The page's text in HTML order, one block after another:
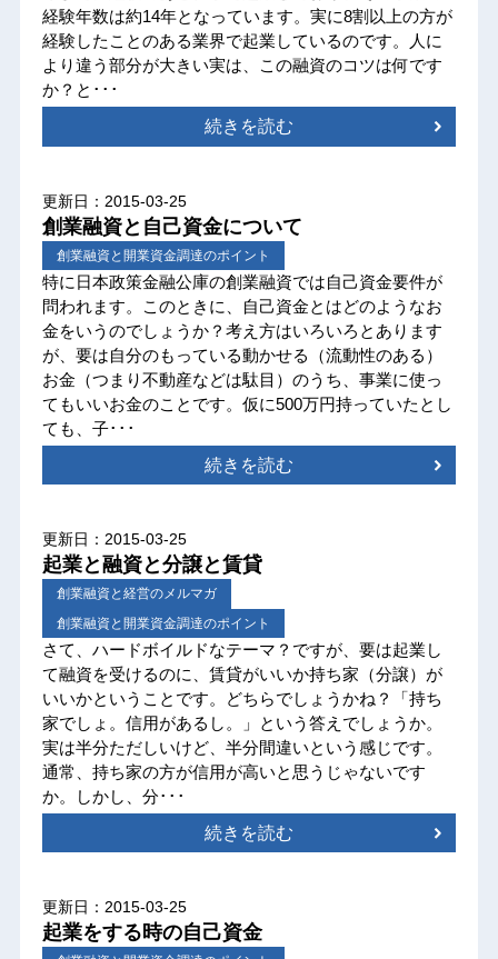
経験年数は約14年となっています。実に8割以上の方が
経験したことのある業界で起業しているのです。人に
より違う部分が大きい実は、この融資のコツは何です
か？と･･･
続きを読む
更新日：2015-03-25
創業融資と自己資金について
特に日本政策金融公庫の創業融資では自己資金要件が
問われます。このときに、自己資金とはどのようなお
金をいうのでしょうか？考え方はいろいろとあります
が、要は自分のもっている動かせる（流動性のある）
お金（つまり不動産などは駄目）のうち、事業に使っ
てもいいお金のことです。仮に500万円持っていたとし
ても、子･･･
創業融資と開業資金調達のポイント
続きを読む
更新日：2015-03-25
起業と融資と分譲と賃貸
さて、ハードボイルドなテーマ？ですが、要は起業し
て融資を受けるのに、賃貸がいいか持ち家（分譲）が
いいかということです。どちらでしょうかね？「持ち
家でしょ。信用があるし。」という答えでしょうか。
実は半分ただしいけど、半分間違いという感じです。
通常、持ち家の方が信用が高いと思うじゃないです
か。しかし、分･･･
創業融資と経営のメルマガ
創業融資と開業資金調達のポイント
続きを読む
更新日：2015-03-25
起業をする時の自己資金